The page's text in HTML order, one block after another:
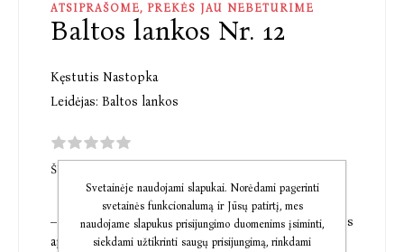
ATSIPRAŠOME, PREKĖS JAU NEBETURIME
Baltos lankos Nr. 12
Kęstutis Nastopka
Leidėjas: Baltos lankos
ŠI PREKĖ DAR NETURI KOMENTARŲ
– Alfonsas Andriuškevičius „Keturios pastraipos
apie Jeruzalę“
Svetainėje naudojami slapukai. Norėdami pagerinti
svetainės funkcionalumą ir Jūsų patirtį, mes
naudojame slapukus prisijungimo duomenims įsiminti,
siekdami užtikrinti saugų prisijungimą, rinkdami